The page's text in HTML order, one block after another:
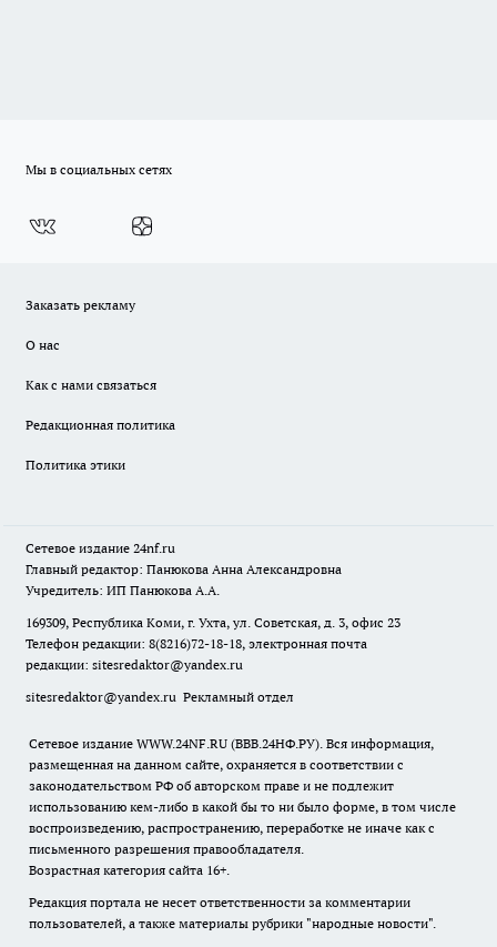
Мы в социальных сетях
Заказать рекламу
О нас
Как с нами связаться
Редакционная политика
Политика этики
Сетевое издание 24nf.ru
Главный редактор: Панюкова Анна Александровна
Учредитель: ИП Панюкова А.А.
169309, Республика Коми, г. Ухта, ул. Советская, д. 3, офис 23
Телефон редакции: 8(8216)72-18-18, электронная почта
редакции: sitesredaktor@yandex.ru
sitesredaktor@yandex.ru Рекламный отдел
Сетевое издание WWW.24NF.RU (ВВВ.24НФ.РУ). Вся информация,
размещенная на данном сайте, охраняется в соответствии с
законодательством РФ об авторском праве и не подлежит
использованию кем-либо в какой бы то ни было форме, в том числе
воспроизведению, распространению, переработке не иначе как с
письменного разрешения правообладателя.
Возрастная категория сайта 16+.
Редакция портала не несет ответственности за комментарии
пользователей, а также материалы рубрики "народные новости".